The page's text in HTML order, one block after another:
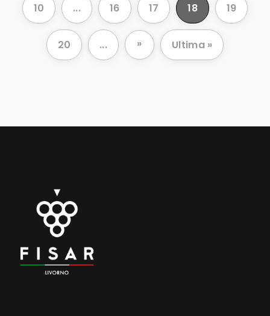
10 ... 16 17 18 19
20 ... » Ultima »